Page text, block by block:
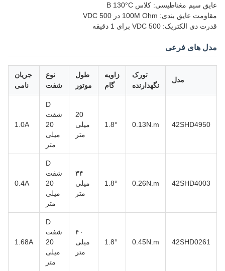
عایق سیم مغناطیسی: کلاس B 130°C
مقاومت عایق بندی: 100M Ohm در 500 VDC
قدرت دی الکتریک: 500 VDC برای 1 دقیقه
مدل های فرعی
مدل
تورک
نگهدارنده
زاویه
گام
طول
موتور
نوع
شفت
جریان
نامی
42SHD4950
0.13N.m
1.8°
20
میلی
متر
D
شفت
20
میلی
متر
1.0A
42SHD4003
0.26N.m
1.8°
۳۴
میلی
متر
D
شفت
20
میلی
متر
0.4A
42SHD0261
0.45N.m
1.8°
۴۰
میلی
متر
D
شفت
20
میلی
متر
1.68A